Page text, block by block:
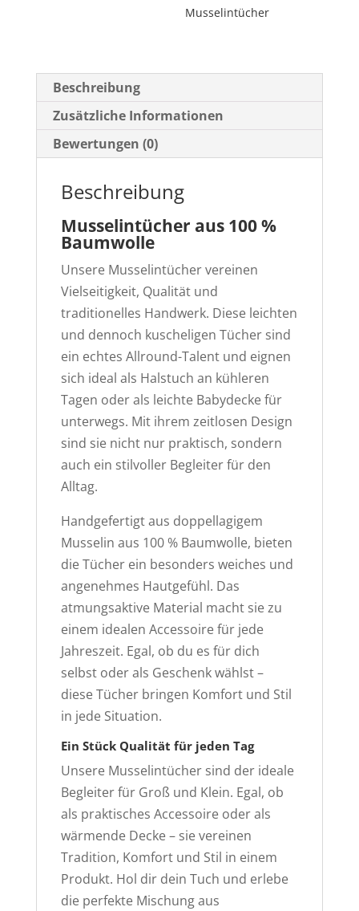
Musselintücher
Beschreibung
Zusätzliche Informationen
Bewertungen (0)
Beschreibung
Musselintücher aus 100 %
Baumwolle
Unsere Musselintücher vereinen
Vielseitigkeit, Qualität und
traditionelles Handwerk. Diese leichten
und dennoch kuscheligen Tücher sind
ein echtes Allround-Talent und eignen
sich ideal als Halstuch an kühleren
Tagen oder als leichte Babydecke für
unterwegs. Mit ihrem zeitlosen Design
sind sie nicht nur praktisch, sondern
auch ein stilvoller Begleiter für den
Alltag.
Handgefertigt aus doppellagigem
Musselin aus 100 % Baumwolle, bieten
die Tücher ein besonders weiches und
angenehmes Hautgefühl. Das
atmungsaktive Material macht sie zu
einem idealen Accessoire für jede
Jahreszeit. Egal, ob du es für dich
selbst oder als Geschenk wählst –
diese Tücher bringen Komfort und Stil
in jede Situation.
Ein Stück Qualität für jeden Tag
Unsere Musselintücher sind der ideale
Begleiter für Groß und Klein. Egal, ob
als praktisches Accessoire oder als
wärmende Decke – sie vereinen
Tradition, Komfort und Stil in einem
Produkt. Hol dir dein Tuch und erlebe
die perfekte Mischung aus